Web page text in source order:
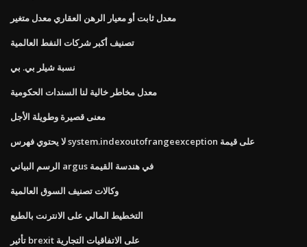
معدل ثابت أو معيار الرهن العقاري معدل متغير
تصنيف أكبر شركات النفط العالمية
نسبة شيلر بي. بي
معدل مخاطر خالية لنا السندات الحكومية
معنى قصيرة وطويلة الأجل
لا يحتوي فهرس system.indexoutofrangeexception على قيمة
الرسم البياني argus في هندسة القيمة
وكالات تصنيف السوق العالمية
التخطيط المالي على الانترنت بالطبع
تأثير brexit على الاتفاقيات التجارية